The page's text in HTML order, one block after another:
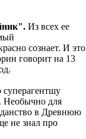
Из всех ее
сознает. И это
говорит на 13
суперагентшу
Необычно для
в Древнюю
не знал про